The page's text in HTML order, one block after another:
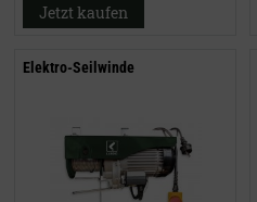
Jetzt kaufen
Elektro-Seilwinde